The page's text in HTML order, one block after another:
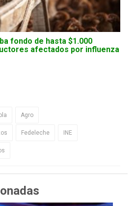
fondo de hasta $1.000
afectados por influenza
Agro
Fedeleche INE